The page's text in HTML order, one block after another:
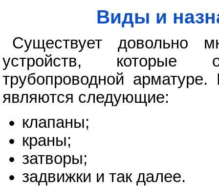
Виды и
Существует довольно
устройств, которые
трубопроводной
являются следующие:
клапаны;
краны;
затворы;
задвижки и так далее.